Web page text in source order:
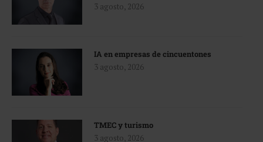
3 agosto, 2026
IA en empresas de cincuentones
3 agosto, 2026
TMEC y turismo
3 agosto, 2026